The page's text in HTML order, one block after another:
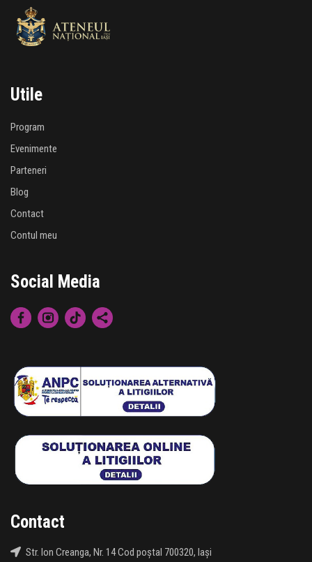
Utile
Program
Evenimente
Parteneri
Blog
Contact
Contul meu
Social Media
Contact
Str. Ion Creanga, Nr. 14 Cod poștal 700320, Iași